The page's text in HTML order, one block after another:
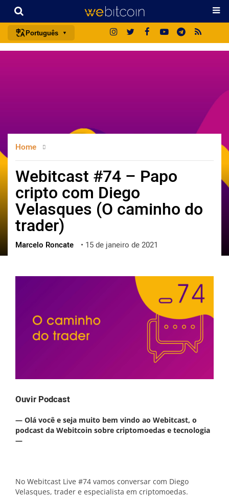
Português
deutsch
日本語
русский
한국어
العربية
ไทย
ქართული
vietnamese
Home
Webitcast #74 – Papo
cripto com Diego
Velasques (O caminho do
trader)
Marcelo Roncate • 15 de janeiro de 2021
Ouvir Podcast
— Olá você e seja muito bem vindo ao Webitcast, o
podcast da Webitcoin sobre criptomoedas e tecnologia
—
No Webitcast Live #74 vamos conversar com Diego
Velasques, trader e especialista em criptomoedas.